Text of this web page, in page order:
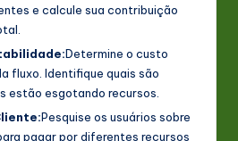
e calcule sua contribuição
Determine o custo
fluxo. Identifique quais são
estão esgotando recursos.
Pesquise os usuários sobre
pagar por diferentes recursos